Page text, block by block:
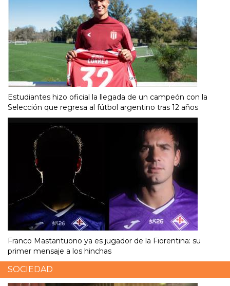
Estudiantes hizo oficial la llegada de un campeón con la
Selección que regresa al fútbol argentino tras 12 años
Franco Mastantuono ya es jugador de la Fiorentina: su
primer mensaje a los hinchas
SOCIEDAD